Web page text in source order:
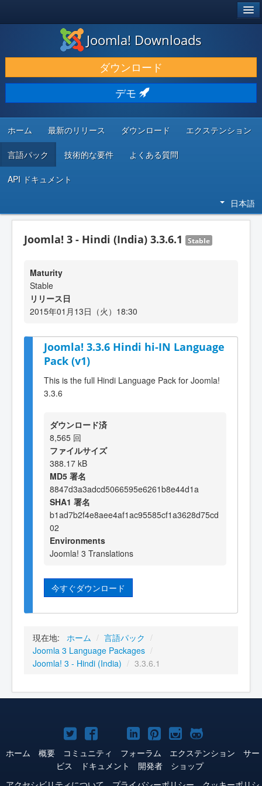
ダウンロードと機能拡張
発見と学び
コミュニティとサポート
開発者向けリソース
Joomla! Downloads
ダウンロード
デモ
ホーム 最新のリリース ダウンロード エクステンション
言語パック 技術的な要件 よくある質問
API ドキュメント
日本語
Joomla! 3 - Hindi (India) 3.3.6.1 Stable
Maturity
Stable
リリース日
2015年01月13日（火）18:30
Joomla! 3.3.6 Hindi hi-IN Language
Pack (v1)
This is the full Hindi Language Pack for Joomla!
3.3.6
ダウンロード済
8,565 回
ファイルサイズ
388.17 kB
MD5 署名
8847d3a3adcd5066595e6261b8e44d1a
SHA1 署名
b1ad7b2f4e8aee4af1ac95585cf1a3628d75cd
02
Environments
Joomla! 3 Translations
今すぐダウンロード
現在地: ホーム / 言語パック /
Joomla 3 Language Packages /
Joomla! 3 - Hindi (India) / 3.3.6.1
Joomla!
Twitter
Joomla!
Facebook
Joomla!
YouTube
Joomla!
LinkedIn
Joomla!
Pinterest
Joomla!
Instagram
Joomla!
GitHub
ホーム 概要 コミュニティ フォーラム エクステンション
サー
ビス
ドキュメント 開発者
ショップ